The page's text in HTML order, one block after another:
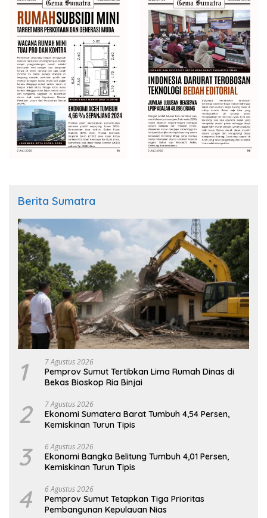
Berita Sumatra
1 7 Agustus 2026
Pemprov Sumut Tertibkan Lima Rumah Dinas di
Bekas Bioskop Ria Binjai
2 7 Agustus 2026
Ekonomi Sumatera Barat Tumbuh 4,54 Persen,
Kemiskinan Turun Tipis
3 6 Agustus 2026
Ekonomi Bangka Belitung Tumbuh 4,01 Persen,
Kemiskinan Turun Tipis
4 6 Agustus 2026
Pemprov Sumut Tetapkan Tiga Prioritas
Pembangunan Kepulauan Nias